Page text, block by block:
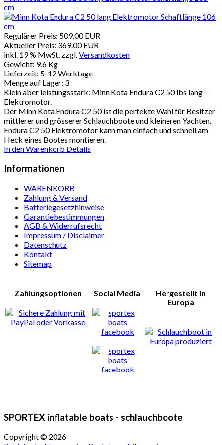
cm
Regulärer Preis: 509.00 EUR
Aktueller Preis: 369.00 EUR
inkl. 19 % MwSt. zzgl.Versandkosten
Gewicht: 9.6 Kg
Lieferzeit: 5-12 Werktage
Menge auf Lager: 3
Klein aber leistungsstark: Minn Kota Endura C2 50 lbs lang -
Elektromotor.
Der Minn Kota Endura C2 50 ist die perfekte Wahl für Besitzer
mittlerer und grösserer Schlauchboote und kleineren Yachten.
Endura C2 50 Elektromotor kann man einfach und schnell am
Heck eines Bootes montieren.
In den Warenkorb Details
Informationen
WARENKORB
Zahlung & Versand
Batteriegesetzhinweise
Garantiebestimmungen
AGB & Widerrufsrecht
Impressum / Disclaimer
Datenschutz
Kontakt
Sitemap
Zahlungsoptionen Social Media
Hergestellt in
Europa
SPORTEX inflatable boats - schlauchboote
Copyright © 2026